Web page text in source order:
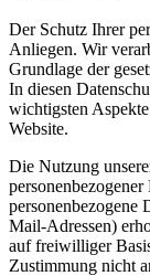
Der Schutz Ihrer
Anliegen. Wir
Grundlage der
In diesen
wichtigsten
Website.
Die Nutzung
personenbezogene
Mail-Adressen)
auf freiwilliger
Zustimmung nicht